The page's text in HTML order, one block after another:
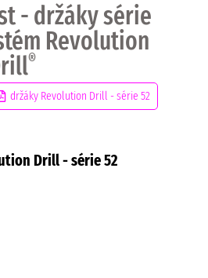
- držáky série
Revolution
®
držáky Revolution Drill - série 52
Drill- série 52